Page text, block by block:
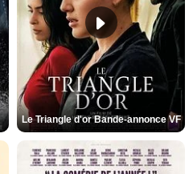
Le Triangle d'or Bande-annonce VF